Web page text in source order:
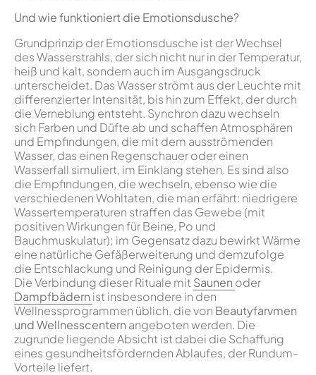
Und wie funktioniert die Emotionsdusche?
Grundprinzip der Emotionsdusche ist der Wechsel
des Wasserstrahls, der sich nicht nur in der Temperatur,
heiß und kalt, sondern auch im Ausgangsdruck
unterscheidet. Das Wasser strömt aus der Leuchte mit
differenzierter Intensität, bis hin zum Effekt, der durch
die Verneblung entsteht. Synchron dazu wechseln
sich Farben und Düfte ab und schaffen Atmosphären
und Empfindungen, die mit dem ausströmenden
Wasser, das einen Regenschauer oder einen
Wasserfall simuliert, im Einklang stehen. Es sind also
die Empfindungen, die wechseln, ebenso wie die
verschiedenen Wohltaten, die man erfährt: niedrigere
Wassertemperaturen straffen das Gewebe (mit
positiven Wirkungen für Beine, Po und
Bauchmuskulatur); im Gegensatz dazu bewirkt Wärme
eine natürliche Gefäßerweiterung und demzufolge
die Entschlackung und Reinigung der Epidermis.
Die Verbindung dieser Rituale mit Saunen oder
Dampfbädern ist insbesondere in den
Wellnessprogrammen üblich, die von Beautyfarvmen
und Wellnesscentern angeboten werden. Die
zugrunde liegende Absicht ist dabei die Schaffung
eines gesundheitsfördernden Ablaufes, der Rundum-
Vorteile liefert.